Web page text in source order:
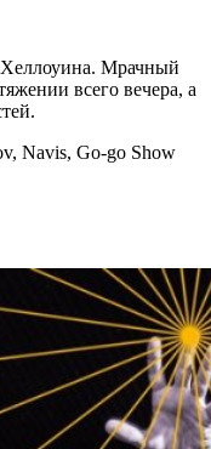
Хеллоуина. Мрачный
всего вечера, а
Navis, Go-go Show